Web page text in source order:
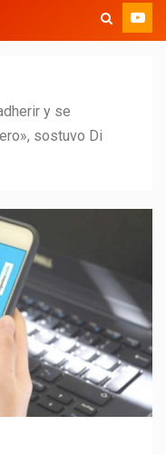
y se
sostuvo Di